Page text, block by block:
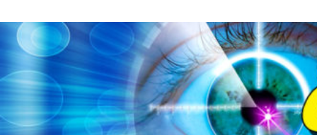
to
contentvinivida.lk